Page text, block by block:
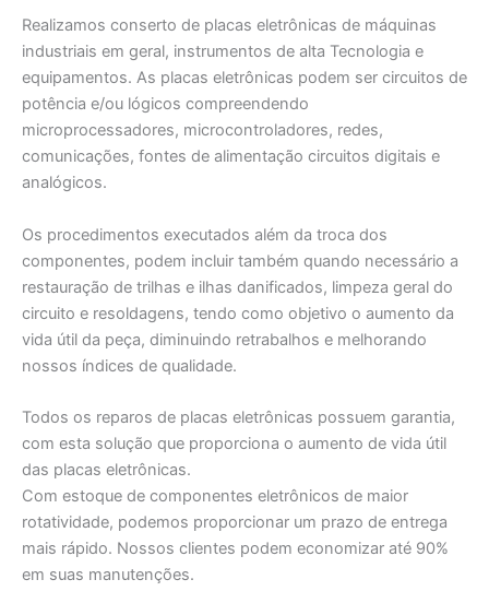
Realizamos conserto de placas eletrônicas de máquinas
industriais em geral, instrumentos de alta Tecnologia e
equipamentos. As placas eletrônicas podem ser circuitos de
potência e/ou lógicos compreendendo
microprocessadores, microcontroladores, redes,
comunicações, fontes de alimentação circuitos digitais e
analógicos.
Os procedimentos executados além da troca dos
componentes, podem incluir também quando necessário a
restauração de trilhas e ilhas danificados, limpeza geral do
circuito e resoldagens, tendo como objetivo o aumento da
vida útil da peça, diminuindo retrabalhos e melhorando
nossos índices de qualidade.
Todos os reparos de placas eletrônicas possuem garantia,
com esta solução que proporciona o aumento de vida útil
das placas eletrônicas.
Com estoque de componentes eletrônicos de maior
rotatividade, podemos proporcionar um prazo de entrega
mais rápido. Nossos clientes podem economizar até 90%
em suas manutenções.